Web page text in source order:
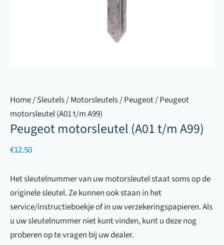
Home/Sleutels/Motorsleutels/Peugeot/ Peugeot
motorsleutel (A01 t/m A99)
Peugeot motorsleutel (A01 t/m A99)
€12.50
Het sleutelnummer van uw motorsleutel staat soms op de
originele sleutel. Ze kunnen ook staan in het
service/instructieboekje of in uw verzekeringspapieren. Als
u uw sleutelnummer niet kunt vinden, kunt u deze nog
proberen op te vragen bij uw dealer.